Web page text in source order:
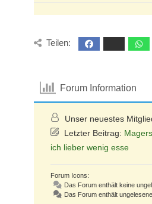
Teilen:
Forum Information
Unser neuestes
Letzter Beitrag:
ich lieber wenig esse
Forum Icons:
Das Forum enthält keine
Das Forum enthält